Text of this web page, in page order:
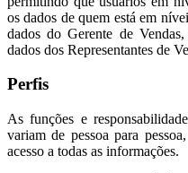
os dados de quem está em
dados do Gerente de
dados dos Representantes de
Perfis
As funções e
variam de pessoa para
acesso a todas as informações.